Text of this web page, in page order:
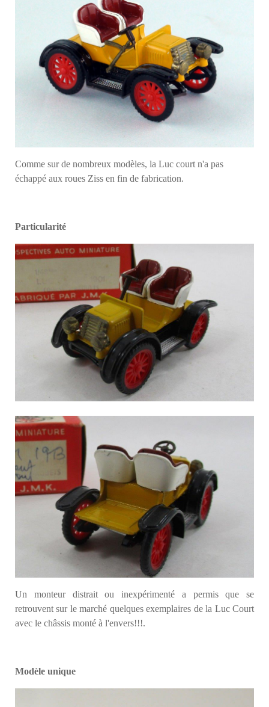
Comme sur de nombreux modèles, la Luc court n'a pas
échappé aux roues Ziss en fin de fabrication.
Particularité
Un monteur distrait ou inexpérimenté a permis que se
retrouvent sur le marché quelques exemplaires de la Luc Court
avec le châssis monté à l'envers!!!.
Modèle unique